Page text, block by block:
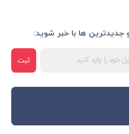
جدیدترین ها با خبر شوید:
ثبت